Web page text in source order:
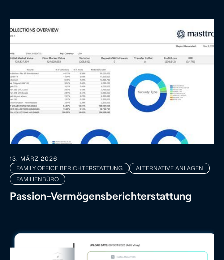
13. MÄRZ 2026
FAMILY OFFICE BERICHTERSTATTUNG
ALTERNATIVE ANLAGEN
FAMILIENBÜRO
Passion-Vermögensberichterstattung